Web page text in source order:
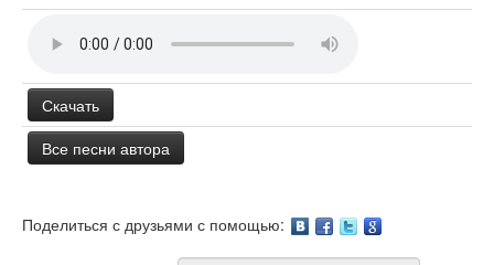
Скачать
Все песни автора
Поделиться с друзьями с помощью: